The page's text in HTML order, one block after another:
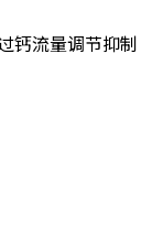
钙流量调节抑制